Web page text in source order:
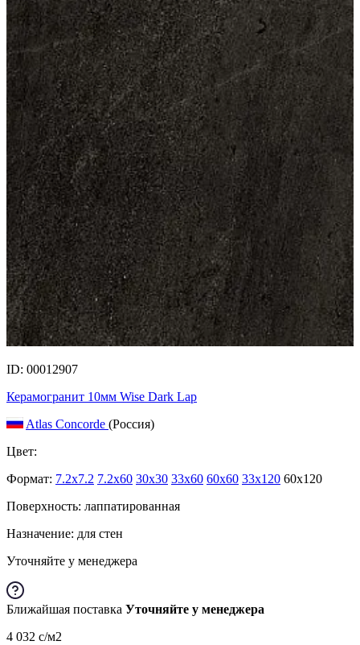
ID: 00012907
Керамогранит 10мм Wise Dark Lap
Atlas Concorde (Россия)
Цвет:
Формат: 7.2x7.2 7.2x60 30x30 33x60 60x60 33x120 60x120
Поверхность: лаппатированная
Назначение: для стен
Уточняйте у менеджера
Ближайшая поставка Уточняйте у менеджера
4 032 c/м2